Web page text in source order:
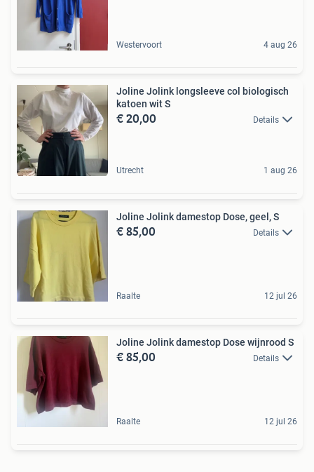
Westervoort 4 aug 26
Joline Jolink longsleeve col biologisch
katoen wit S
€ 20,00 Details
Utrecht 1 aug 26
Joline Jolink damestop Dose, geel, S
€ 85,00 Details
Raalte 12 jul 26
Joline Jolink damestop Dose wijnrood S
€ 85,00 Details
Raalte 12 jul 26